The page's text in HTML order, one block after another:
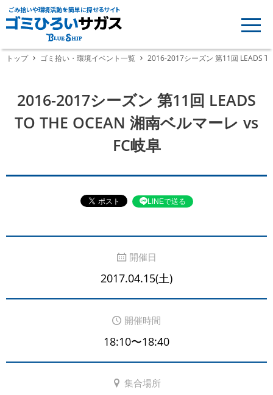
ごみ拾いや環境活動を簡単に探せるサイト
トップ ゴミ拾い・環境イベント一覧 2016-2017シーズン 第11回 LEADS
2016-2017シーズン 第11回 LEADS
TO THE OCEAN 湘南ベルマーレ vs
FC岐阜
LINEで送る
開催日
2017.04.15(土)
開催時間
18:10〜18:40
集合場所